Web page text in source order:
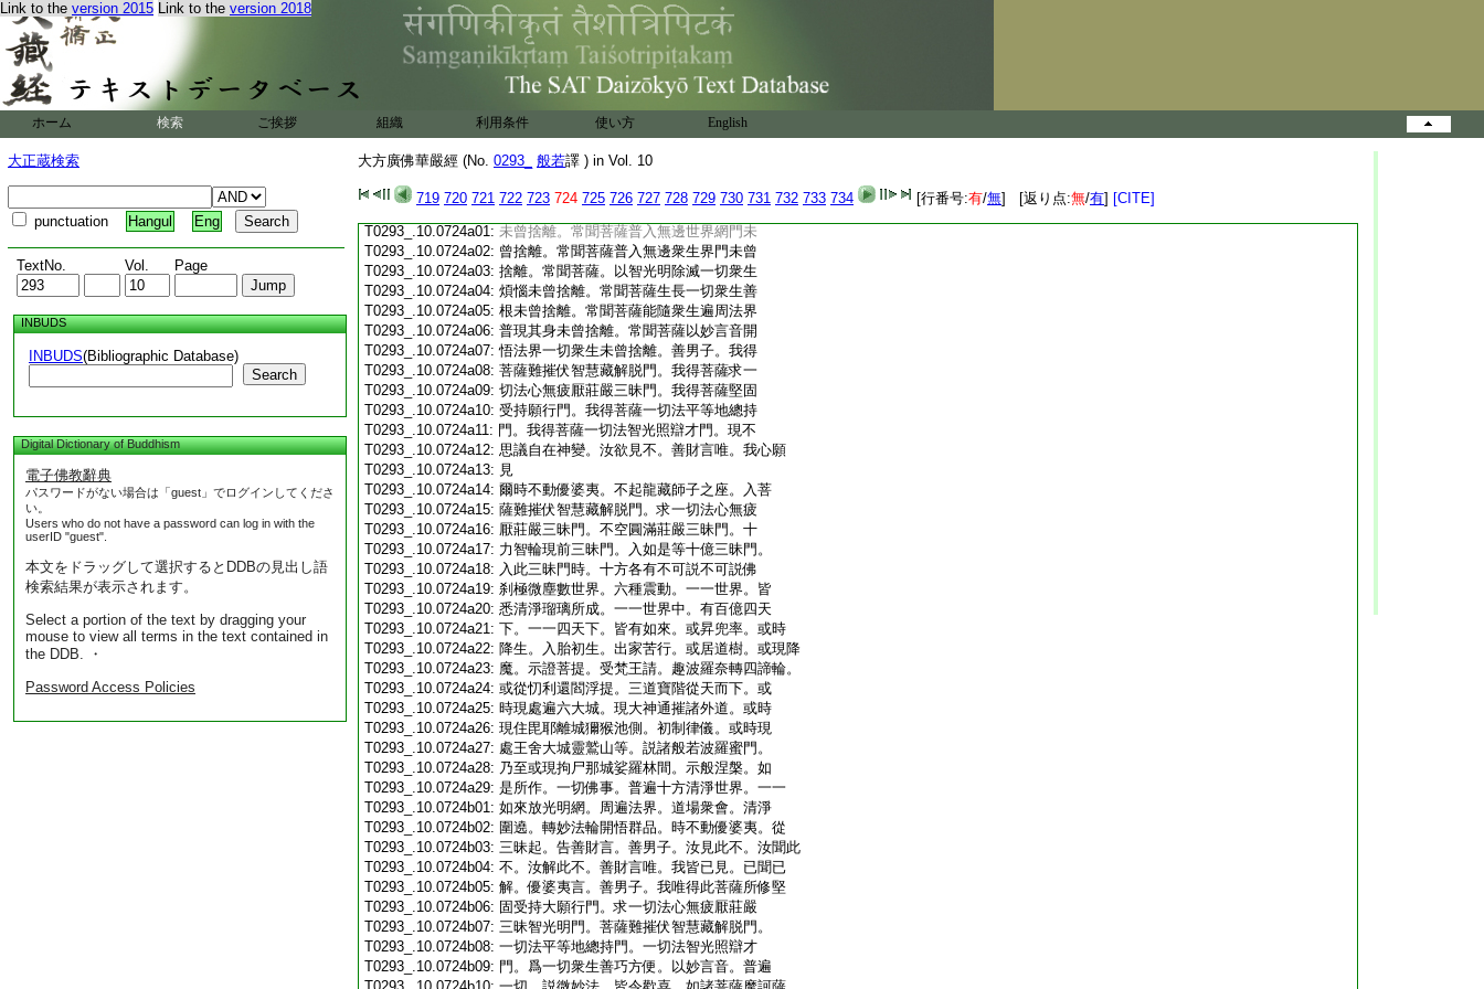
Link to the version 2015 Link to the version 2018
ホーム 検索 ご挨拶 組織 利用条件 使い方 English
大正蔵検索
punctuation Hangul Eng
TextNo. Vol. Page
INBUDS
INBUDS(Bibliographic Database)
Search
Digital Dictionary of Buddhism
電子佛教辭典
パスワードがない場合は「guest」でログインしてくださ
い。
Users who do not have a password can log in with the
userID "guest".
本文をドラッグして選択するとDDBの見出し語
検索結果が表示されます。
Select a portion of the text by dragging your
mouse to view all terms in the text contained in
the DDB. ・
Password Access Policies
大方廣佛華嚴經 (No. 0293_ 般若譯 ) in Vol. 10
719 720 721 722 723 724 725 726 727 728 729 730 731 732 733 734 [行番号:有/無] [返り点:無/有] [CITE]
T0293_.10.0723c19:曾勸一衆生乃至一念發於聲聞辟支佛意。
T0293_.10.0723c20: 爾所劫中。於一切佛所聞之法。乃至一文
T0293_.10.0723c21:一句。不生疑心。不生二想。不生分別想。
T0293_.10.0723c22:
不生種種想。不生執著想。不生高下想。不生
勝劣想。不生愛憎想。乃至無一念中生如是
想。善男子。我從是來。所見諸佛。常得親近。
T0293_.10.0723c25:未曾捨離。常見菩薩未曾捨離。常見眞實大
T0293_.10.0723c26:
善知識未曾捨離。常聞諸佛清淨大願未曾
T0293_.10.0723c27:捨離。常聞菩薩所修妙行未曾捨離。常聞菩
T0293_.10.0723c28: 薩波羅蜜 13
門未曾捨離。常聞菩薩地智光明
T0293_.10.0724a01: 未曾捨離。常聞菩薩普入無邊世界網門未
T0293_.10.0724a02: 曾捨離。常聞菩薩普入無邊衆生界門未曾
T0293_.10.0724a03: 捨離。常聞菩薩。以智光明除滅一切衆生
T0293_.10.0724a04: 煩惱未曾捨離。常聞菩薩生長一切衆生善
T0293_.10.0724a05: 根未曾捨離。常聞菩薩能隨衆生遍周法界
T0293_.10.0724a06: 普現其身未曾捨離。常聞菩薩以妙言音開
T0293_.10.0724a07:悟法界一切衆生未曾捨離。善男子。我得
T0293_.10.0724a08: 菩薩難摧伏智慧藏解脱門。我得菩薩求一
T0293_.10.0724a09: 切法心無疲厭莊嚴三昧門。我得菩薩堅固
T0293_.10.0724a10: 受持願行門。我得菩薩一切法平等地總持
T0293_.10.0724a11: 門。我得菩薩一切法智光照辯才門。現不
T0293_.10.0724a12: 思議自在神變。汝欲見不。善財言唯。我心願
T0293_.10.0724a13: 見
T0293_.10.0724a14: 爾時不動優婆夷。不起龍藏師子之座。入菩
T0293_.10.0724a15: 薩難摧伏智慧藏解脱門。求一切法心無疲
T0293_.10.0724a16: 厭莊嚴三昧門。不空圓滿莊嚴三昧門。十
T0293_.10.0724a17: 力智輪現前三昧門。入如是等十億三昧門。
T0293_.10.0724a18: 入此三昧門時。十方各有不可説不可説佛
T0293_.10.0724a19: 刹極微塵數世界。六種震動。一一世界。皆
T0293_.10.0724a20: 悉清淨瑠璃所成。一一世界中。有百億四天
T0293_.10.0724a21: 下。一一四天下。皆有如來。或昇兜率。或時
T0293_.10.0724a22: 降生。入胎初生。出家苦行。或居道樹。或現降
T0293_.10.0724a23: 魔。示證菩提。受梵王請。趣波羅奈轉四諦輪。
T0293_.10.0724a24: 或從忉利還閻浮提。三道寶階從天而下。或
T0293_.10.0724a25: 時現處遍六大城。現大神通摧諸外道。或時
T0293_.10.0724a26: 現住毘耶離城獮猴池側。初制律儀。或時現
T0293_.10.0724a27: 處王舍大城靈鷲山等。説諸般若波羅蜜門。
T0293_.10.0724a28: 乃至或現拘尸那城娑羅林間。示般涅槃。如
T0293_.10.0724a29: 是所作。一切佛事。普遍十方清淨世界。一一
T0293_.10.0724b01: 如來放光明網。周遍法界。道場衆會。清淨
T0293_.10.0724b02: 圍遶。轉妙法輪開悟群品。時不動優婆夷。從
T0293_.10.0724b03: 三昧起。告善財言。善男子。汝見此不。汝聞此
T0293_.10.0724b04: 不。汝解此不。善財言唯。我皆已見。已聞已
T0293_.10.0724b05: 解。優婆夷言。善男子。我唯得此菩薩所修堅
T0293_.10.0724b06: 固受持大願行門。求一切法心無疲厭莊嚴
T0293_.10.0724b07: 三昧智光明門。菩薩難摧伏智慧藏解脱門。
T0293_.10.0724b08: 一切法平等地總持門。一切法智光照辯才
T0293_.10.0724b09: 門。爲一切衆生善巧方便。以妙言音。普遍